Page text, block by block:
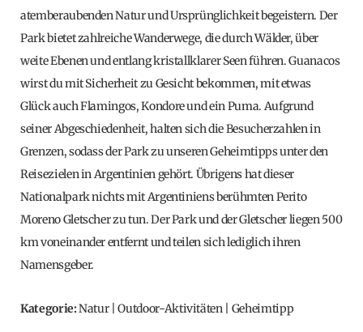
atemberaubenden Natur und Ursprünglichkeit begeistern. Der
Park bietet zahlreiche Wanderwege, die durch Wälder, über
weite Ebenen und entlang kristallklarer Seen führen. Guanacos
wirst du mit Sicherheit zu Gesicht bekommen, mit etwas
Glück auch Flamingos, Kondore und ein Puma. Aufgrund
seiner Abgeschiedenheit, halten sich die Besucherzahlen in
Grenzen, sodass der Park zu unseren Geheimtipps unter den
Reisezielen in Argentinien gehört. Übrigens hat dieser
Nationalpark nichts mit Argentiniens berühmten Perito
Moreno Gletscher zu tun. Der Park und der Gletscher liegen 500
km voneinander entfernt und teilen sich lediglich ihren
Namensgeber.
Kategorie:Natur | Outdoor-Aktivitäten | Geheimtipp